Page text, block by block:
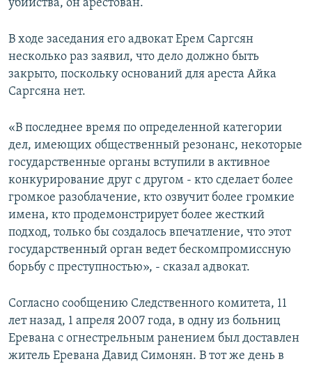
убийства, он арестован.
В ходе заседания его адвокат Ерем Саргсян
несколько раз заявил, что дело должно быть
закрыто, поскольку оснований для ареста Айка
Саргсяна нет.
«В последнее время по определенной категории
дел, имеющих общественный резонанс, некоторые
государственные органы вступили в активное
конкурирование друг с другом - кто сделает более
громкое разоблачение, кто озвучит более громкие
имена, кто продемонстрирует более жесткий
подход, только бы создалось впечатление, что этот
государственный орган ведет бескомпромиссную
борьбу с преступностью», - сказал адвокат.
Согласно сообщению Следственного комитета, 11
лет назад, 1 апреля 2007 года, в одну из больниц
Еревана с огнестрельным ранением был доставлен
житель Еревана Давид Симонян. В тот же день в